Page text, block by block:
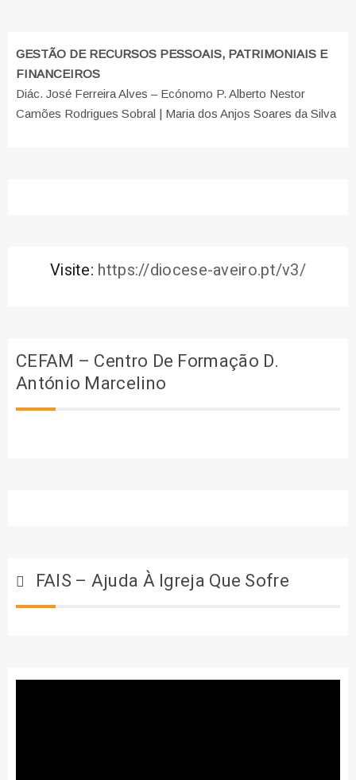
GESTÃO DE RECURSOS PESSOAIS, PATRIMONIAIS E
FINANCEIROS
Diác. José Ferreira Alves – Ecónomo P. Alberto Nestor
Camões Rodrigues Sobral | Maria dos Anjos Soares da Silva
Visite: https://diocese-aveiro.pt/v3/
CEFAM – Centro De Formação D.
António Marcelino
FAIS – Ajuda À Igreja Que Sofre